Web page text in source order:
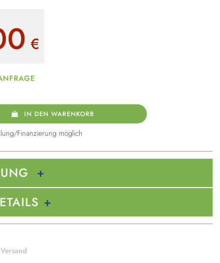
€
IN DEN WARENKORB
Finanzierung möglich